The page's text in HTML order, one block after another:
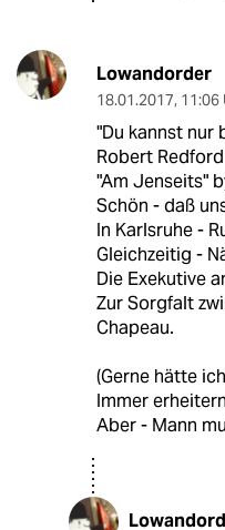
Lowandorder
18.01.2017, 11:06
"Du kannst nur
Robert
"Am Jenseits"
Schön - daß
In Karlsruhe -
Gleichzeitig -
Die Exekutive
Zur Sorgfalt
Chapeau.
(Gerne hätte
Immer
Aber - Mann